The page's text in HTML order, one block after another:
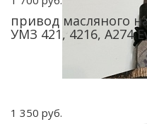
привод масляного
УМЗ 421, 4216, А274
1 350 руб.